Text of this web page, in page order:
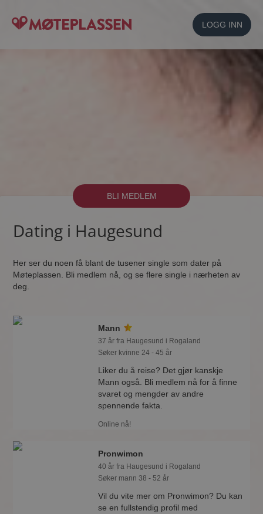
LOGG INN
BLI MEDLEM
Dating i Haugesund
Her ser du noen få blant de tusener single som dater på
Møteplassen. Bli medlem nå, og se flere single i nærheten av
deg.
Mann
37 år fra Haugesund i Rogaland
Søker kvinne 24 - 45 år
Liker du å reise? Det gjør kanskje
Mann også. Bli medlem nå for å finne
svaret og mengder av andre
spennende fakta.
Online nå!
Pronwimon
40 år fra Haugesund i Rogaland
Søker mann 38 - 52 år
Vil du vite mer om Pronwimon? Du kan
se en fullstendig profil med